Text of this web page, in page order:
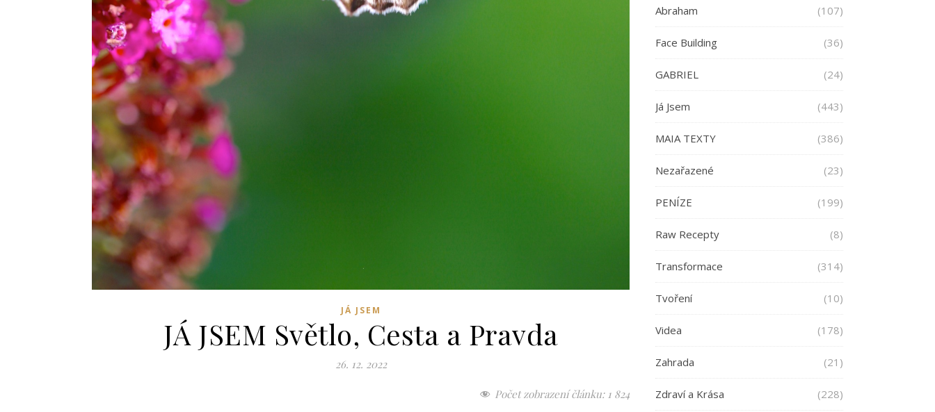
JÁ JSEM
JÁ JSEM Světlo, Cesta a Pravda
26. 12. 2022
Počet zobrazení článku: 1 824
Abraham (107)
Face Building (36)
GABRIEL (24)
Já Jsem (443)
MAIA TEXTY (386)
Nezařazené (23)
PENÍZE (199)
Raw Recepty (8)
Transformace (314)
Tvoření (10)
Videa (178)
Zahrada (21)
Zdraví a Krása (228)